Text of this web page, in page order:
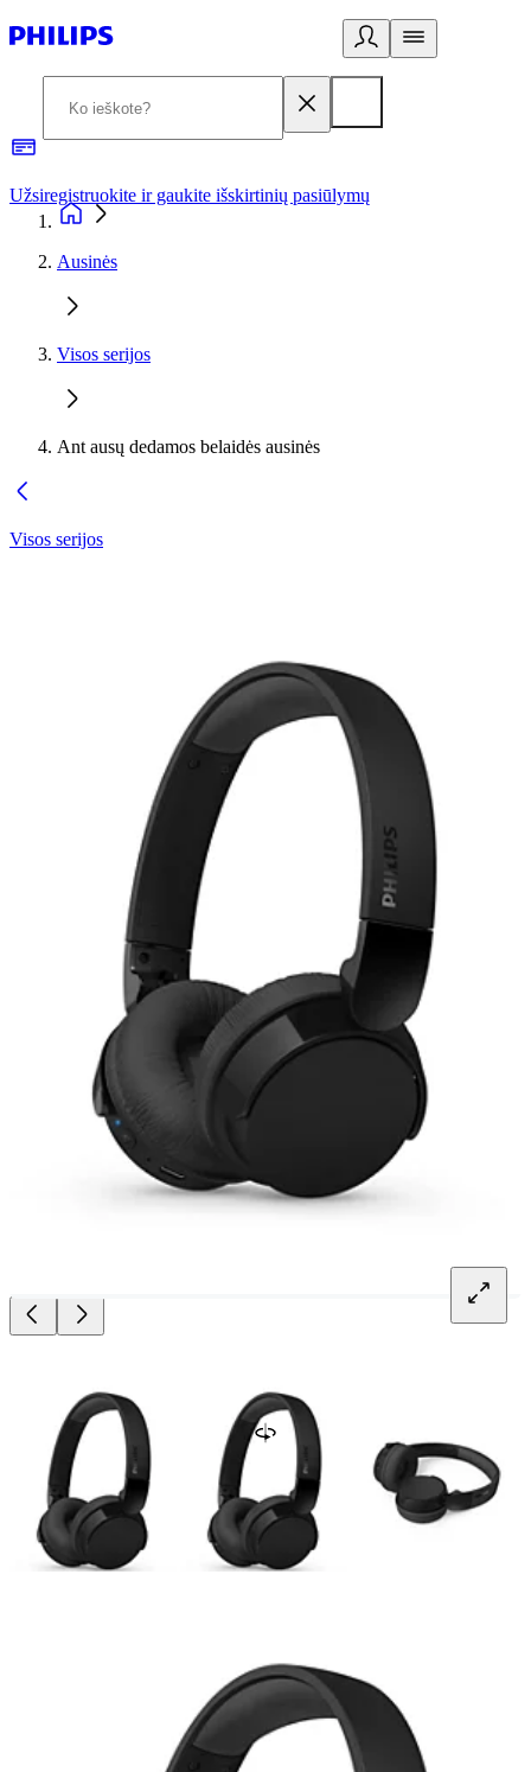
Užsiregistruokite ir gaukite išskirtinių pasiūlymų
Ausinės
Visos serijos
Ant ausų dedamos belaidės ausinės
Visos serijos